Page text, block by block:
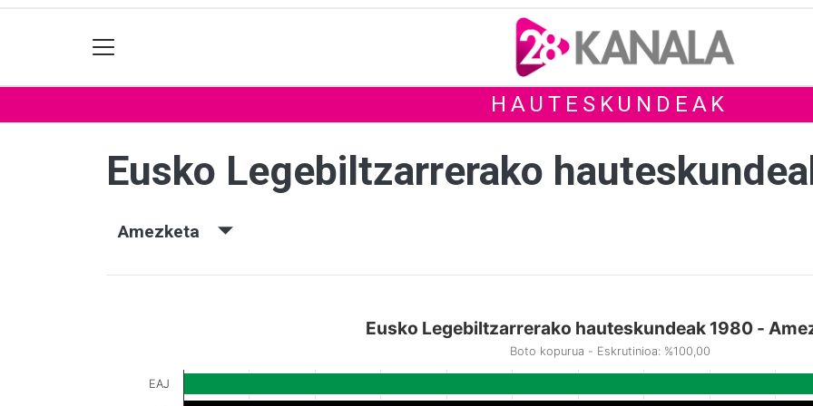
HAUTESKUNDEAK
Eusko Legebiltzarrerako
Amezketa
Eusko Legebiltzarrerako hauteskundeak 1980 -
Boto kopurua - Eskrutinioa: %100,00
EAJ